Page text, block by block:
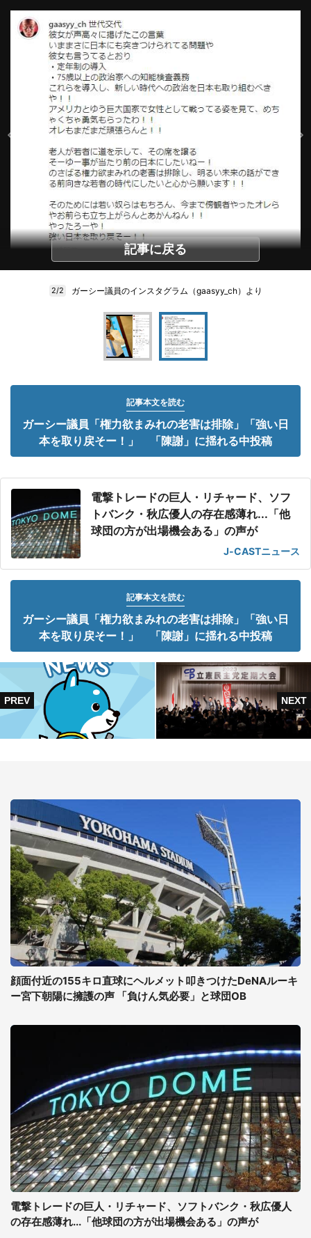
記事に戻る
2/2 ガーシー議員のインスタグラム（gaasyy_ch）より
記事本文を読む
ガーシー議員「権力欲まみれの老害は排除」「強い日
本を取り戻そー！」 「陳謝」に揺れる中投稿
電撃トレードの巨人・リチャード、ソフ
トバンク・秋広優人の存在感薄れ...「他
球団の方が出場機会ある」の声が
J-CASTニュース
記事本文を読む
ガーシー議員「権力欲まみれの老害は排除」「強い日
本を取り戻そー！」 「陳謝」に揺れる中投稿
顔面付近の155キロ直球にヘルメット叩きつけたDeNAルーキ
ー宮下朝陽に擁護の声 「負けん気必要」と球団OB
電撃トレードの巨人・リチャード、ソフトバンク・秋広優人
の存在感薄れ...「他球団の方が出場機会ある」の声が